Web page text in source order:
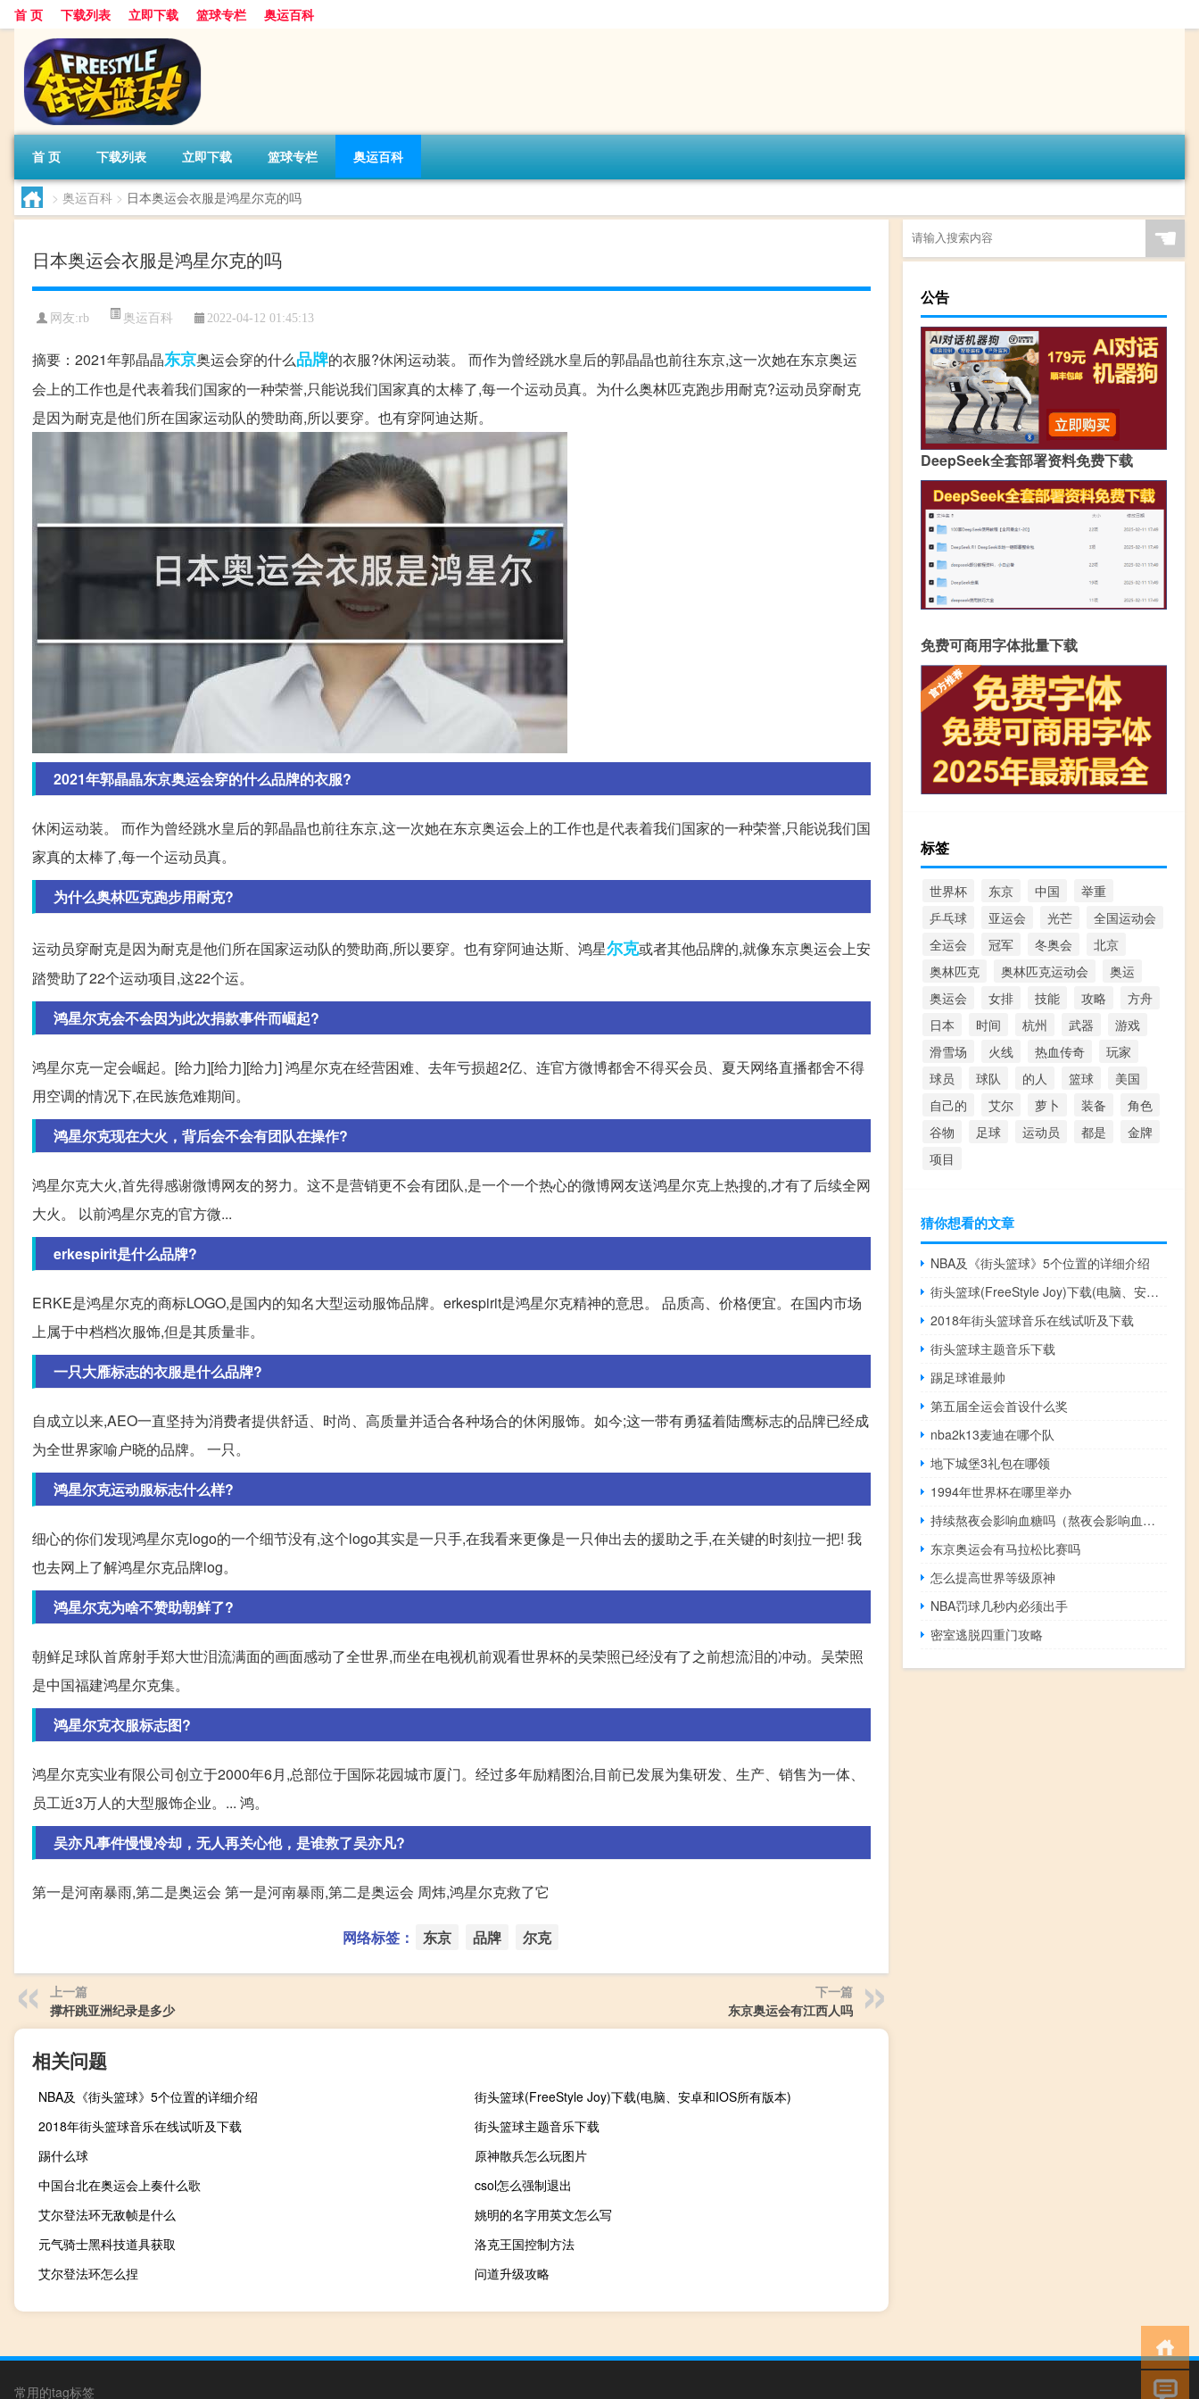
首 页 下载列表 立即下载 篮球专栏 奥运百科
首 页 下载列表 立即下载 篮球专栏 奥运百科
> 奥运百科 > 日本奥运会衣服是鸿星尔克的吗
日本奥运会衣服是鸿星尔克的吗
网友:rb 奥运百科 2022-04-12 01:45:13
摘要：2021年郭晶晶东京奥运会穿的什么品牌的衣服?休闲运动装。 而作为曾经跳水皇后的郭晶晶也前往东京,这一次她在东京奥运
会上的工作也是代表着我们国家的一种荣誉,只能说我们国家真的太棒了,每一个运动员真。为什么奥林匹克跑步用耐克?运动员穿耐克
是因为耐克是他们所在国家运动队的赞助商,所以要穿。也有穿阿迪达斯。
2021年郭晶晶东京奥运会穿的什么品牌的衣服?
休闲运动装。 而作为曾经跳水皇后的郭晶晶也前往东京,这一次她在东京奥运会上的工作也是代表着我们国家的一种荣誉,只能说我们国
家真的太棒了,每一个运动员真。
为什么奥林匹克跑步用耐克?
运动员穿耐克是因为耐克是他们所在国家运动队的赞助商,所以要穿。也有穿阿迪达斯、鸿星尔克或者其他品牌的,就像东京奥运会上安
踏赞助了22个运动项目,这22个运。
鸿星尔克会不会因为此次捐款事件而崛起?
鸿星尔克一定会崛起。[给力][给力][给力] 鸿星尔克在经营困难、去年亏损超2亿、连官方微博都舍不得买会员、夏天网络直播都舍不得
用空调的情况下,在民族危难期间。
鸿星尔克现在大火，背后会不会有团队在操作?
鸿星尔克大火,首先得感谢微博网友的努力。这不是营销更不会有团队,是一个一个热心的微博网友送鸿星尔克上热搜的,才有了后续全网
大火。 以前鸿星尔克的官方微...
erkespirit是什么品牌?
ERKE是鸿星尔克的商标LOGO,是国内的知名大型运动服饰品牌。erkespirit是鸿星尔克精神的意思。 品质高、价格便宜。在国内市场
上属于中档档次服饰,但是其质量非。
一只大雁标志的衣服是什么品牌?
自成立以来,AEO一直坚持为消费者提供舒适、时尚、高质量并适合各种场合的休闲服饰。如今;这一带有勇猛着陆鹰标志的品牌已经成
为全世界家喻户晓的品牌。 一只。
鸿星尔克运动服标志什么样?
细心的你们发现鸿星尔克logo的一个细节没有,这个logo其实是一只手,在我看来更像是一只伸出去的援助之手,在关键的时刻拉一把! 我
也去网上了解鸿星尔克品牌log。
鸿星尔克为啥不赞助朝鲜了?
朝鲜足球队首席射手郑大世泪流满面的画面感动了全世界,而坐在电视机前观看世界杯的吴荣照已经没有了之前想流泪的冲动。吴荣照
是中国福建鸿星尔克集。
鸿星尔克衣服标志图?
鸿星尔克实业有限公司创立于2000年6月,总部位于国际花园城市厦门。经过多年励精图治,目前已发展为集研发、生产、销售为一体、
员工近3万人的大型服饰企业。... 鸿。
吴亦凡事件慢慢冷却，无人再关心他，是谁救了吴亦凡?
第一是河南暴雨,第二是奥运会 第一是河南暴雨,第二是奥运会 周炜,鸿星尔克救了它
网络标签： 东京 品牌 尔克
上一篇
撑杆跳亚洲纪录是多少
下一篇
东京奥运会有江西人吗
相关问题
NBA及《街头篮球》5个位置的详细介绍
街头篮球(FreeStyle Joy)下载(电脑、安卓和IOS所有版本)
2018年街头篮球音乐在线试听及下载
街头篮球主题音乐下载
踢什么球
原神散兵怎么玩图片
中国台北在奥运会上奏什么歌
csol怎么强制退出
艾尔登法环无敌帧是什么
姚明的名字用英文怎么写
元气骑士黑科技道具获取
洛克王国控制方法
艾尔登法环怎么捏
问道升级攻略
☚
公告
DeepSeek全套部署资料免费下载
免费可商用字体批量下载
标签
世界杯 东京 中国
举重
乒乓球
亚运会 光芒
全国运动会
全运会
冠军 冬奥会
北京
奥林匹克
奥林匹克运动会
奥运
奥运会
女排 技能 攻略
方舟
日本
时间 杭州 武器
游戏
滑雪场
火线 热血传奇
玩家
球员
球队 的人 篮球
美国
自己的
艾尔 萝卜 装备
角色
谷物
足球 运动员 都是
金牌
项目
猜你想看的文章
NBA及《街头篮球》5个位置的详细介绍
街头篮球(FreeStyle Joy)下载(电脑、安卓和IOS所有版本)
2018年街头篮球音乐在线试听及下载
街头篮球主题音乐下载
踢足球谁最帅
第五届全运会首设什么奖
nba2k13麦迪在哪个队
地下城堡3礼包在哪领
1994年世界杯在哪里举办
持续熬夜会影响血糖吗（熬夜会影响血糖吗）
东京奥运会有马拉松比赛吗
怎么提高世界等级原神
NBA罚球几秒内必须出手
密室逃脱四重门攻略
常用的tag标签